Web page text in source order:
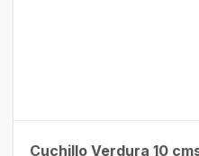
Cuchillo Verdura 10